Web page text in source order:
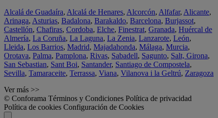
Alcalá de Guadaíra, Alcalá de Henares, Alcorcón, Alfafar, Alicante,
Arinaga, Asturias, Badalona, Barakaldo, Barcelona, Burjassot,
Castellón, Chafiras, Cordoba, Elche, Finestrat, Granada, Huércal de
Almería, La Coruña, La Laguna, La Zenia, Lanzarote, León,
Lleida, Los Barrios, Madrid, Majadahonda, Málaga, Murcia,
Orotava, Palma, Pamplona, Rivas, Sabadell, Sagunto, Salt, Girona,
San Sebastian, Sant Boi, Santander, Santiago de Compostela,
Sevilla, Tamaraceite, Terrassa, Viana, Vilanova i la Geltrú, Zaragoza
Ver más >>
© Conforama Términos y Condiciones Política de privacidad
Política de cookies Configuración de Cookies